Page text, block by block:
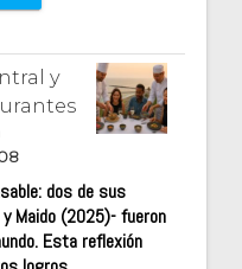
y
dos de sus
Maido (2025)- fueron
Esta reflexión